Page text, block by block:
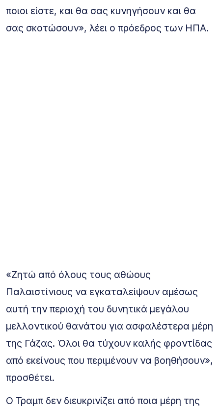
ποιοι είστε, και θα σας κυνηγήσουν και θα
σας σκοτώσουν», λέει ο πρόεδρος των ΗΠΑ.
«Ζητώ από όλους τους αθώους
Παλαιστίνιους να εγκαταλείψουν αμέσως
αυτή την περιοχή του δυνητικά μεγάλου
μελλοντικού θανάτου για ασφαλέστερα μέρη
της Γάζας. Όλοι θα τύχουν καλής φροντίδας
από εκείνους που περιμένουν να βοηθήσουν»,
προσθέτει.
Ο Τραμπ δεν διευκρινίζει από ποια μέρη της